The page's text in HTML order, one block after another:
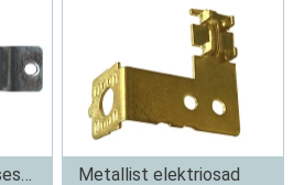
Metallist elektriosad